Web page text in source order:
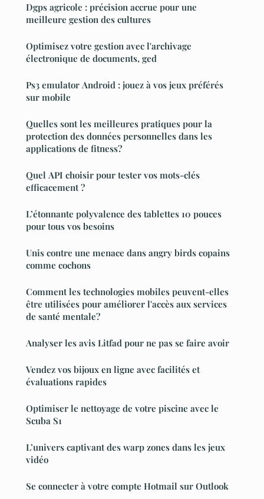
Dgps agricole : précision accrue pour une
meilleure gestion des cultures
Optimisez votre gestion avec l'archivage
électronique de documents, ged
Ps3 emulator Android : jouez à vos jeux préférés
sur mobile
Quelles sont les meilleures pratiques pour la
protection des données personnelles dans les
applications de fitness?
Quel API choisir pour tester vos mots-clés
efficacement ?
L’étonnante polyvalence des tablettes 10 pouces
pour tous vos besoins
Unis contre une menace dans angry birds copains
comme cochons
Comment les technologies mobiles peuvent-elles
être utilisées pour améliorer l'accès aux services
de santé mentale?
Analyser les avis Litfad pour ne pas se faire avoir
Vendez vos bijoux en ligne avec facilités et
évaluations rapides
Optimiser le nettoyage de votre piscine avec le
Scuba S1
L’univers captivant des warp zones dans les jeux
vidéo
Se connecter à votre compte Hotmail sur Outlook